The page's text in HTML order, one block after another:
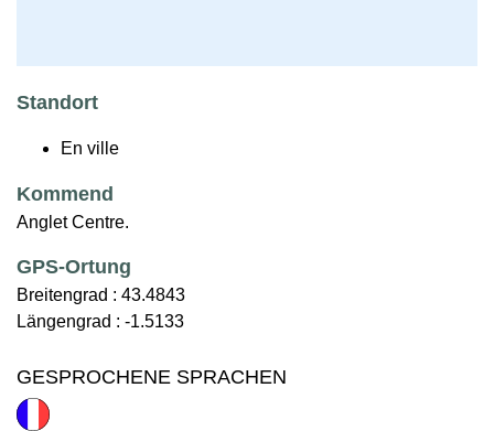
Standort
En ville
Kommend
Anglet Centre.
GPS-Ortung
Breitengrad : 43.4843
Längengrad : -1.5133
GESPROCHENE SPRACHEN